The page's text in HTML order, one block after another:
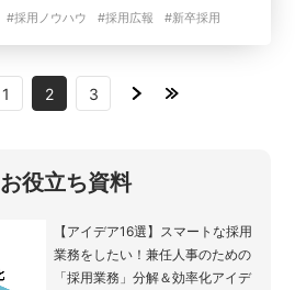
#採用ノウハウ #採用広報 #新卒採用
1 2 3
お役立ち資料
【アイデア16選】スマートな採用
業務をしたい！兼任人事のための
「採用業務」分解＆効率化アイデ